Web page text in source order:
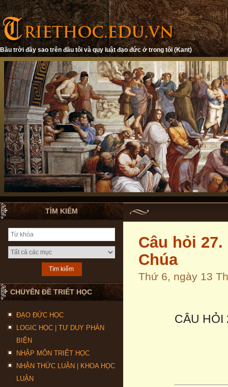
Bầu trời đầy sao trên đầu tôi và quy luật đạo đức ở trong tôi (Kant)
TÌM KIẾM
CHUYÊN ĐỀ TRIẾT HỌC
ĐẠO ĐỨC HỌC
LOGIC HỌC | TƯ DUY PHẢN
BIỆN
NHẬP MÔN TRIẾT HỌC
NHẬN THỨC LUẬN | KHOA HỌC
LUẬN
Câu hỏi
Chúa
Thứ 6, ngày 13
CÂU HỎI